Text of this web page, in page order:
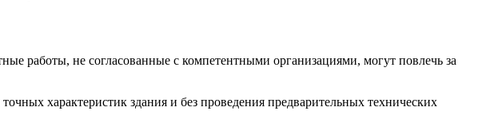
работы, не согласованные с компетентными организациями, могут повлечь за
характеристик здания и без проведения предварительных технических